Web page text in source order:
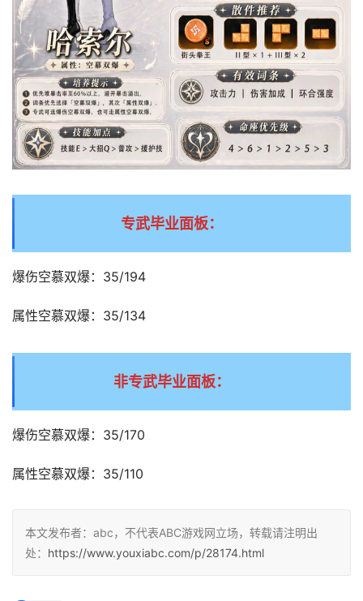
专武毕业面板：
爆伤空慕双爆：35/194
属性空慕双爆：35/134
非专武毕业面板：
爆伤空慕双爆：35/170
属性空慕双爆：35/110
本文发布者：abc，不代表ABC游戏网立场，转载请注明出
处： https://www.youxiabc.com/p/28174.html